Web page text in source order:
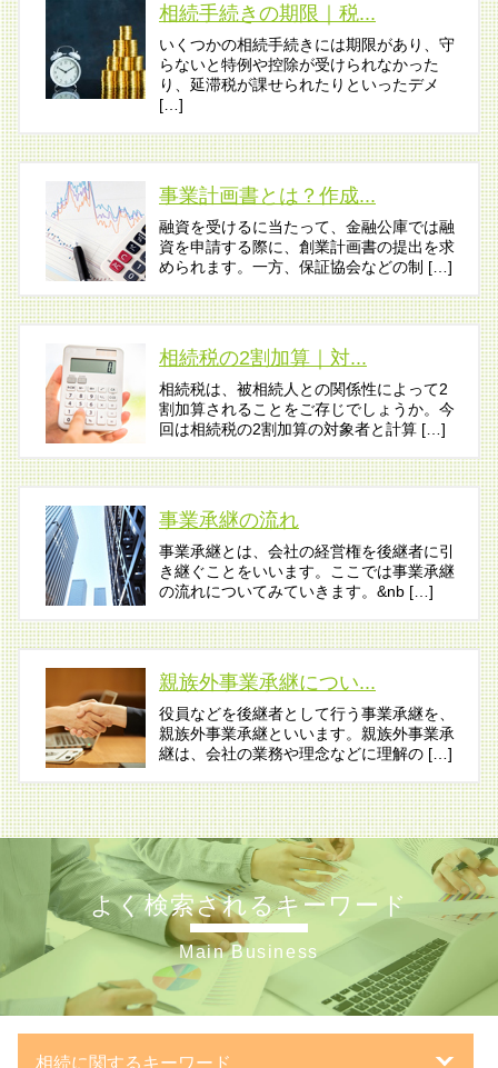
相続手続きの期限｜税...
いくつかの相続手続きには期限があり、守
らないと特例や控除が受けられなかった
り、延滞税が課せられたりといったデメ
[…]
事業計画書とは？作成...
融資を受けるに当たって、金融公庫では融
資を申請する際に、創業計画書の提出を求
められます。一方、保証協会などの制 […]
相続税の2割加算｜対...
相続税は、被相続人との関係性によって2
割加算されることをご存じでしょうか。今
回は相続税の2割加算の対象者と計算 […]
事業承継の流れ
事業承継とは、会社の経営権を後継者に引
き継ぐことをいいます。ここでは事業承継
の流れについてみていきます。&nb […]
親族外事業承継につい...
役員などを後継者として行う事業承継を、
親族外事業承継といいます。親族外事業承
継は、会社の業務や理念などに理解の […]
よく検索されるキーワード
Main Business
相続に関するキーワード